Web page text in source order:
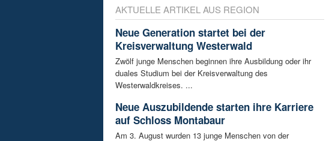
AKTUELLE ARTIKEL AUS REGION
Neue Generation startet bei der
Kreisverwaltung Westerwald
Zwölf junge Menschen beginnen ihre Ausbildung oder ihr
duales Studium bei der Kreisverwaltung des
Westerwaldkreises. ...
Neue Auszubildende starten ihre Karriere
auf Schloss Montabaur
Am 3. August wurden 13 junge Menschen von der